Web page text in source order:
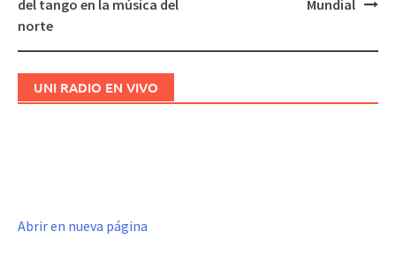
del tango en la música del
norte
Mundial
UNI RADIO EN VIVO
Abrir en nueva página